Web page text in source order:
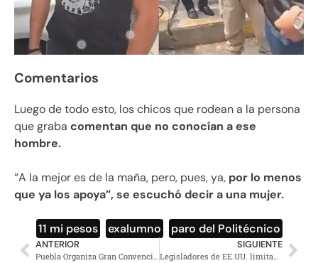
Comentarios
Luego de todo esto, los chicos que rodean a la persona
que graba comentan que no conocían a ese
hombre.
“A la mejor es de la maña, pero, pues, ya, por lo menos
que ya los apoya”, se escuchó decir a una mujer.
11 mi pesos exalumno paro del Politécnico
ANTERIOR
Puebla Organiza Gran Convención Nacional del Café
SIGUIENTE
Legisladores de EE.UU. limitan facultades de guerra de Trump